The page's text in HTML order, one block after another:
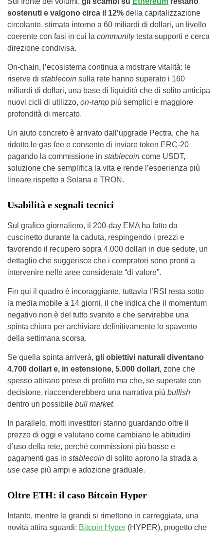
sostenuti e valgono circa il 12% della capitalizzazione
circolante, stimata intorno a 60 miliardi di dollari, un livello
coerente con fasi in cui la communitytesta supporti e cerca
direzione condivisa.
On-chain, l’ecosistema continua a mostrare vitalità: le
riserve di stablecoin sulla rete hanno superato i 160
miliardi di dollari, una base di liquidità che di solito anticipa
nuovi cicli di utilizzo, on-ramp più semplici e maggiore
profondità di mercato.
Un aiuto concreto è arrivato dall’upgrade Pectra, che ha
ridotto le gas fee e consente di inviare token ERC-20
pagando la commissione in stablecoin come USDT,
soluzione che semplifica la vita e rende l’esperienza più
lineare rispetto a Solana e TRON.
Usabilità e segnali tecnici
Sul grafico giornaliero, il 200-day EMA ha fatto da
cuscinetto durante la caduta, respingendo i prezzi e
favorendo il recupero sopra 4.000 dollari in due sedute, un
dettaglio che suggerisce che i compratori sono pronti a
intervenire nelle aree considerate “di valore”.
Fin qui il quadro è incoraggiante, tuttavia l’RSI resta sotto
la media mobile a 14 giorni, il che indica che il momentum
negativo non è del tutto svanito e che servirebbe una
spinta chiara per archiviare definitivamente lo spavento
della settimana scorsa.
Se quella spinta arriverà, gli obiettivi naturali diventano
4.700 dollari e, in estensione, 5.000 dollari, zone che
spesso attirano prese di profitto ma che, se superate con
decisione, riaccenderebbero una narrativa più bullish
dentro un possibile bull market.
In parallelo, molti investitori stanno guardando oltre il
prezzo di oggi e valutano come cambiano le abitudini
d’uso della rete, perché commissioni più basse e
pagamenti gas in stablecoin di solito aprono la strada a
use case più ampi e adozione graduale.
Oltre ETH: il caso Bitcoin Hyper
Intanto, mentre le grandi si rimettono in carreggiata, una
novità attira sguardi: Bitcoin Hyper (HYPER), progetto che